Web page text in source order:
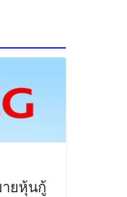
ายหุ้นกู้